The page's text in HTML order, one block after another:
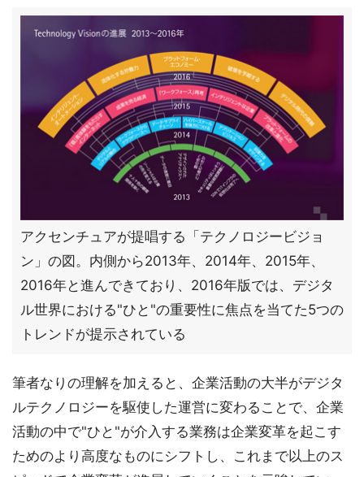
アクセンチュアが提唱する「テクノロジービジョ
ン」の図。内側から2013年、2014年、2015年、
2016年と進んできており、2016年版では、デジタ
ル世界における"ひと"の重要性に焦点を当てた5つの
トレンドが提示されている
筆者なりの理解を加えると、企業活動の大半がデジタ
ルテクノロジーを駆使した運営に変わることで、企業
活動の中で"ひと"が介入する業務は企業変革を起こす
ためのより高度なものにシフトし、これまで以上のス